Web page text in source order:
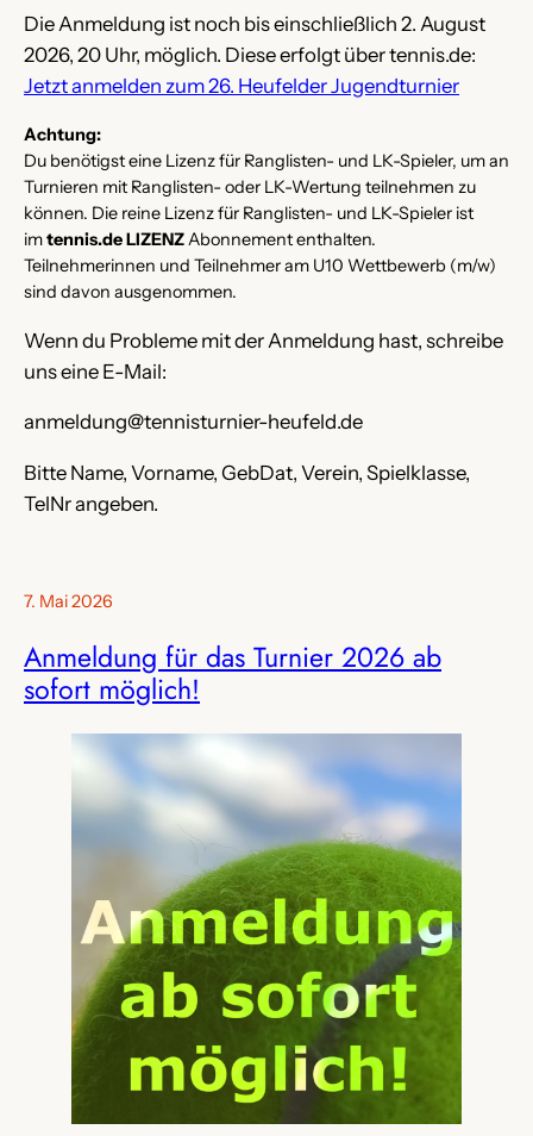
Die Anmeldung ist noch bis einschließlich 2. August
2026, 20 Uhr, möglich. Diese erfolgt über tennis.de:
Jetzt anmelden zum 26. Heufelder Jugendturnier
Achtung:
Du benötigst eine Lizenz für Ranglisten- und LK-Spieler, um an
Turnieren mit Ranglisten- oder LK-Wertung teilnehmen zu
können. Die reine Lizenz für Ranglisten- und LK-Spieler ist
imtennis.de LIZENZAbonnement enthalten.
Teilnehmerinnen und Teilnehmer am U10 Wettbewerb (m/w)
sind davon ausgenommen.
Wenn du Probleme mit der Anmeldung hast, schreibe
uns eine E-Mail:
anmeldung@tennisturnier-heufeld.de
Bitte Name, Vorname, GebDat, Verein, Spielklasse,
TelNr angeben.
7. Mai 2026
Anmeldung für das Turnier 2026 ab
sofort möglich!